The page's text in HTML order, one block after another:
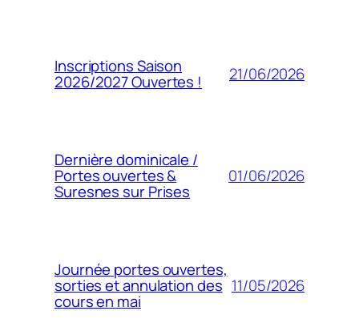
Inscriptions Saison
2026/2027 Ouvertes ! 21/06/2026
Dernière dominicale /
Portes ouvertes &
Suresnes sur Prises
01/06/2026
Journée portes ouvertes,
sorties et annulation des
cours en mai
11/05/2026